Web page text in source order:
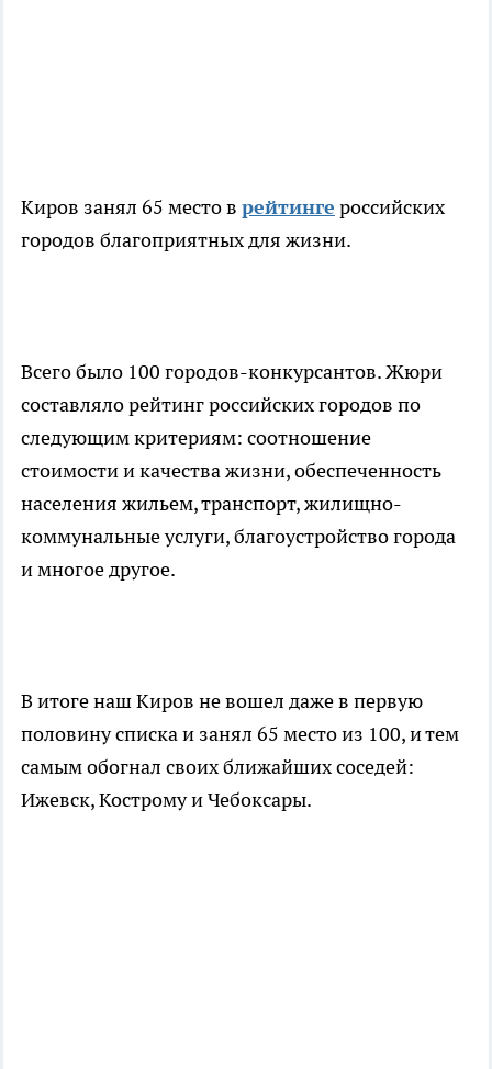
Киров занял 65 место в рейтинге российских
городов благоприятных для жизни.
Всего было 100 городов-конкурсантов. Жюри
составляло рейтинг российских городов по
следующим критериям: соотношение
стоимости и качества жизни, обеспеченность
населения жильем, транспорт, жилищно-
коммунальные услуги, благоустройство города
и многое другое.
В итоге наш Киров не вошел даже в первую
половину списка и занял 65 место из 100, и тем
самым обогнал своих ближайших соседей:
Ижевск, Кострому и Чебоксары.